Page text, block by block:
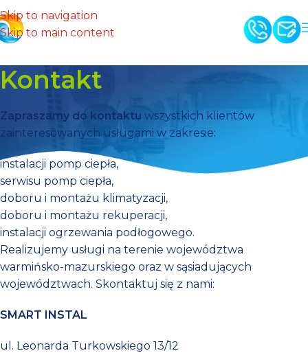
Skip to navigation
Skip to main content
Kontakt
Zapraszamy do kontaktu wszystkich klientów
zainteresowanych usługami w zakresie:
instalacji pomp ciepła,
serwisu pomp ciepła,
doboru i montażu klimatyzacji,
doboru i montażu rekuperacji,
instalacji ogrzewania podłogowego.
Realizujemy usługi na terenie województwa
warmińsko-mazurskiego oraz w sąsiadujących
województwach. Skontaktuj się z nami:
SMART INSTAL
ul. Leonarda Turkowskiego 13/12